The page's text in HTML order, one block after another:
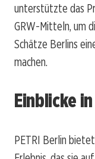
unterstützte das
GRW-Mitteln, um
Schätze Berlins
machen.
Einblicke
PETRI Berlin